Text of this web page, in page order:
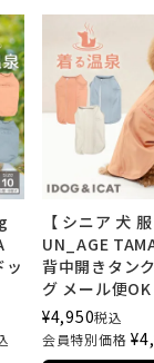
ッ
【 シニア 犬
UN_AGE
背中開きタン
グ メール便OK
¥4,950税込
会員特別価格 ¥